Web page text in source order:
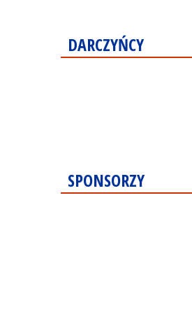
DARCZYŃCY
SPONSORZY